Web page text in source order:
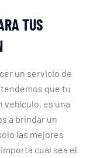
TUS
un servicio de
que tu
vehículo, es una
a brindar un
las mejores
cuál sea el